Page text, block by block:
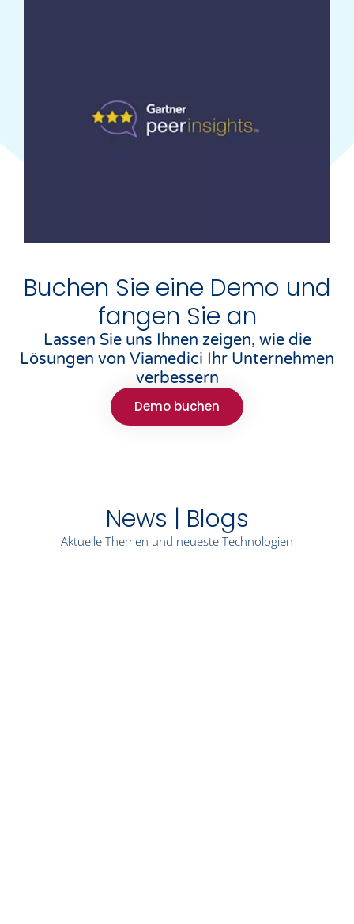
Buchen Sie eine Demo und
fangen Sie an
Lassen Sie uns Ihnen zeigen, wie die
Lösungen von Viamedici Ihr Unternehmen
verbessern
Demo buchen
News | Blogs
Aktuelle Themen und neueste Technologien